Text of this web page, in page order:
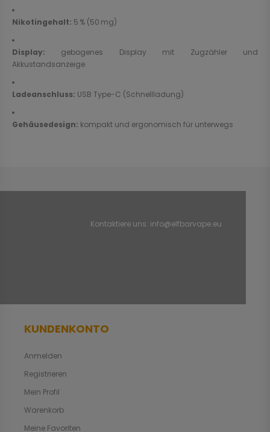
Nikotingehalt: 5 % (50 mg)
Display: gebogenes Display mit Zugzähler und
Akkustandsanzeige
Ladeanschluss: USB Type-C (Schnellladung)
Gehäusedesign: kompakt und ergonomisch für unterwegs
Kontaktiere uns: info@elfbarvape.eu
KUNDENKONTO
Anmelden
Registrieren
Mein Profil
Warenkorb
Meine Favoriten